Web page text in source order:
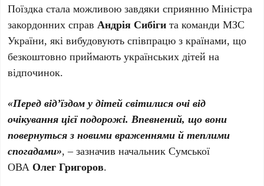
Поїздка стала можливою завдяки сприянню Міністра
закордонних справ Андрія Сибіги та команди МЗС
України, які вибудовують співпрацю з країнами, що
безкоштовно приймають українських дітей на
відпочинок.
«Перед від’їздом у дітей світилися очі від
очікування цієї подорожі. Впевнений, що вони
повернуться з новими враженнями й теплими
спогадами», – зазначив начальник Сумської
ОВА Олег Григоров.